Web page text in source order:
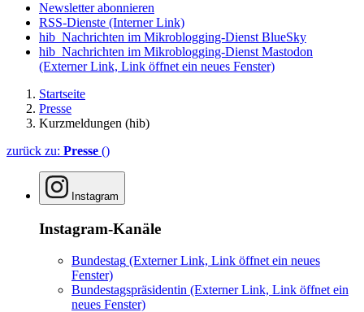
Newsletter abonnieren
RSS-Dienste (Interner Link)
hib_Nachrichten im Mikroblogging-Dienst BlueSky
hib_Nachrichten im Mikroblogging-Dienst Mastodon
(Externer Link, Link öffnet ein neues Fenster)
Startseite
Presse
Kurzmeldungen (hib)
zurück zu: Presse ()
Instagram
Instagram-Kanäle
Bundestag (Externer Link, Link öffnet ein neues
Fenster)
Bundestagspräsidentin (Externer Link, Link öffnet ein
neues Fenster)